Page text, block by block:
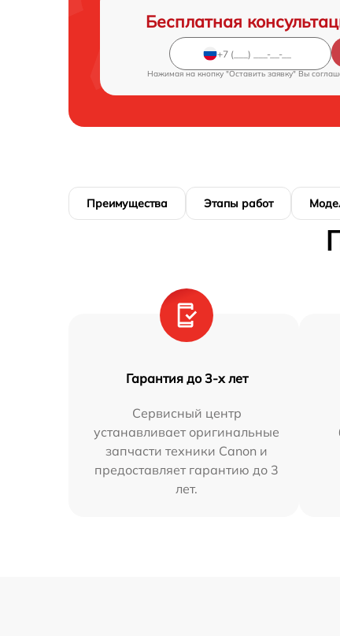
Бесплатная
Нажимая на кнопку "Оставить заявку" Вы
Преимущества Этапы работ
Гарантия до 3-х лет
Сервисный центр
устанавливает оригинальные
запчасти техники Canon и
предоставляет гарантию до 3
лет.